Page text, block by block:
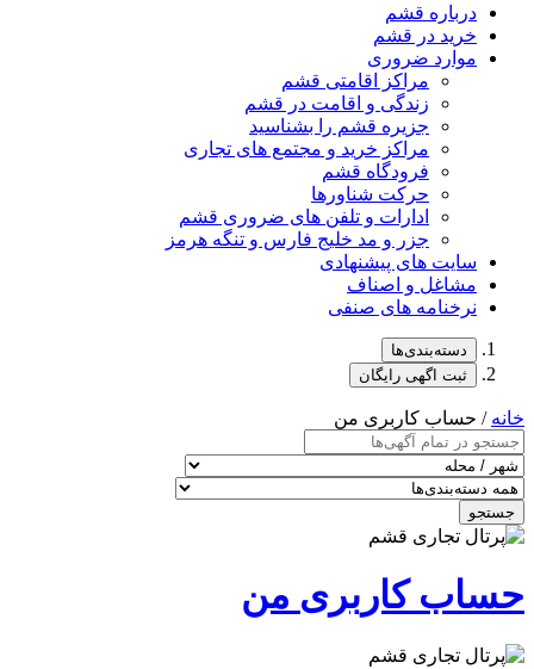
درباره قشم
خرید در قشم
موارد ضروری
مراکز اقامتی قشم
زندگی و اقامت در قشم
جزیره قشم را بشناسید
مراکز خرید و مجتمع های تجاری
فرودگاه قشم
حرکت شناورها
ادارات و تلفن های ضروری قشم
جزر و مد خلیج فارس و تنگه هرمز
سایت های پیشنهادی
مشاغل و اصناف
نرخنامه های صنفی
دسته‌بندی‌ها
ثبت اگهی رایگان
خانه / حساب کاربری من
جستجو
حساب کاربری من